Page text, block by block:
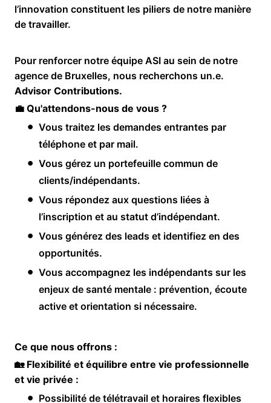
l’innovation constituent les piliers de notre manière
de travailler.
Pour renforcer notre équipe ASI au sein de notre
agence de Bruxelles, nous recherchons un.e.
Advisor Contributions.
💼 Qu'attendons-nous de vous ?
Vous traitez les demandes entrantes par
téléphone et par mail.
Vous gérez un portefeuille commun de
clients/indépendants.
Vous répondez aux questions liées à
l’inscription et au statut d’indépendant.
Vous générez des leads et identifiez en des
opportunités.
Vous accompagnez les indépendants sur les
enjeux de santé mentale : prévention, écoute
active et orientation si nécessaire.
Ce que nous offrons :
🏡 Flexibilité et équilibre entre vie professionnelle
et vie privée :
Possibilité de télétravail et horaires flexibles